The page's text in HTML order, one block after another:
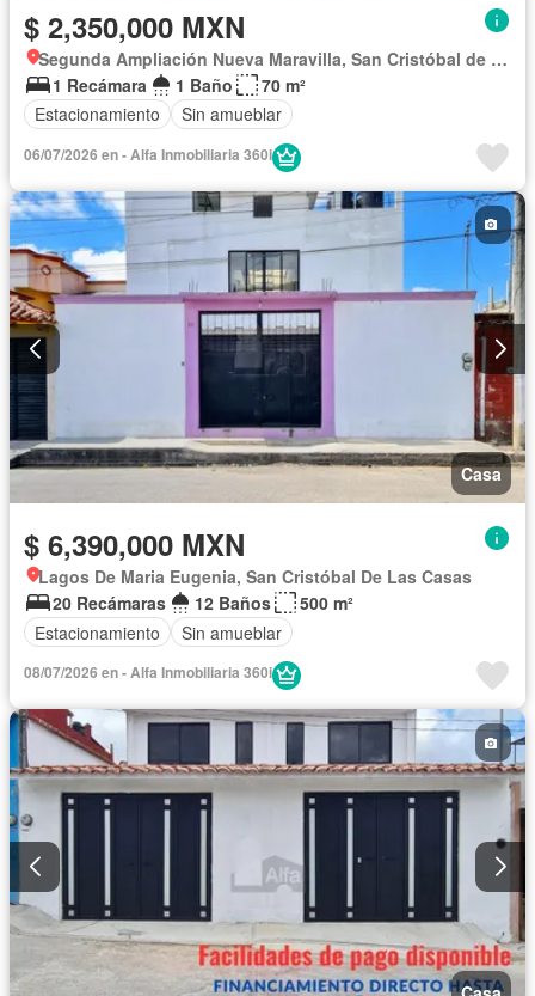
$ 2,350,000 MXN
Segunda Ampliación Nueva Maravilla, San Cristóbal de las Casas
1 Recámara
1 Baño
70 m²
Estacionamiento
Sin amueblar
06/07/2026 en - Alfa Inmobiliaria 360i
Casa
$ 6,390,000 MXN
Lagos De Maria Eugenia, San Cristóbal De Las Casas
20 Recámaras
12 Baños
500 m²
Estacionamiento
Sin amueblar
08/07/2026 en - Alfa Inmobiliaria 360i